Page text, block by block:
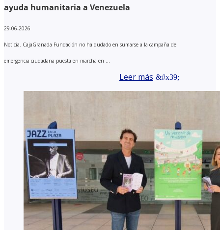
ayuda humanitaria a Venezuela
29-06-2026
Noticia. CajaGranada Fundación no ha dudado en sumarse a la campaña de
emergencia ciudadana puesta en marcha en ...
Leer más